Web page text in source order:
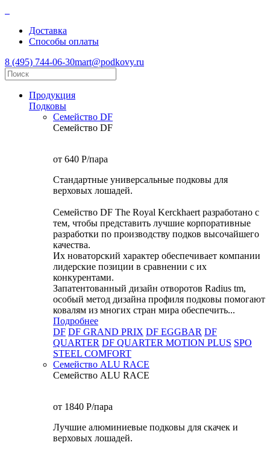
Доставка
Способы оплаты
8 (495) 744-06-30mart@podkovy.ru
Продукция
Подковы
Семейство DF
Семейство DF
от 640 P/пара
Стандартные универсальные подковы для
верховых лошадей.
Семейство DF The Royal Kerckhaert разработано с
тем, чтобы представить лучшие корпоративные
разработки по производству подков высочайшего
качества.
Их новаторский характер обеспечивает компании
лидерские позиции в сравнении с их
конкурентами.
Запатентованный дизайн отворотов Radius tm,
особый метод дизайна профиля подковы помогают
ковалям из многих стран мира обеспечить...
Подробнее
DF DF GRAND PRIX DF EGGBAR DF
QUARTER DF QUARTER MOTION PLUS SPO
STEEL COMFORT
Семейство ALU RACE
Семейство ALU RACE
от 1840 P/пара
Лучшие алюминиевые подковы для скачек и
верховых лошадей.